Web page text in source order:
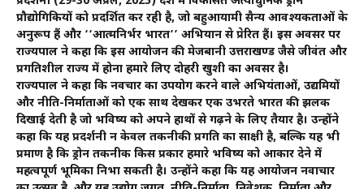
प्रौद्योगिकियों को प्रदर्शित कर रही है, जो बहुआयामी सैन्य आवश्यकताओं के
अनुरूप हैं और ‘‘आत्मनिर्भर भारत’’ अभियान से प्रेरित हैं। इस अवसर पर
राज्यपाल ने कहा कि इस आयोजन की मेजबानी उत्तराखण्ड जैसे जीवंत और
प्रगतिशील राज्य में होना हमारे लिए दोहरी खुशी का अवसर है।
राज्यपाल ने कहा कि नवचार का उपयोग करने वाले अभियंताओं, उद्यमियों
और नीति-निर्माताओं को एक साथ देखकर एक उभरते भारत की झलक
दिखाई देती है जो भविष्य को अपने हाथों से गढ़ने के लिए तैयार है। उन्होंने
कहा कि यह प्रदर्शनी न केवल तकनीकी प्रगति का साक्षी है, बल्कि यह भी
प्रमाण है कि ड्रोन तकनीक किस प्रकार हमारे भविष्य को आकार देने में
महत्वपूर्ण भूमिका निभा सकती है। उन्होंने कहा कि यह आयोजन नवाचार